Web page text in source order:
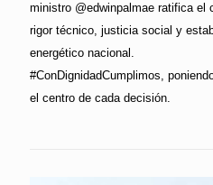
ministro @edwinpalmae ratifica el
rigor técnico, justicia social y
energético nacional.
#ConDignidadCumplimos,
el centro de cada decisión.